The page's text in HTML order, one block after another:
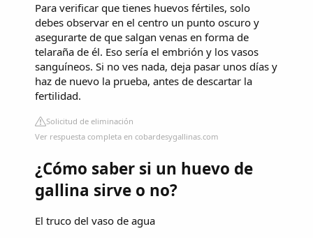
Para verificar que tienes huevos fértiles, solo
debes observar en el centro un punto oscuro y
asegurarte de que salgan venas en forma de
telaraña de él. Eso sería el embrión y los vasos
sanguíneos. Si no ves nada, deja pasar unos días y
haz de nuevo la prueba, antes de descartar la
fertilidad.
Solicitud de eliminación
Ver respuesta completa en cobardesygallinas.com
¿Cómo saber si un huevo de
gallina sirve o no?
El truco del vaso de agua